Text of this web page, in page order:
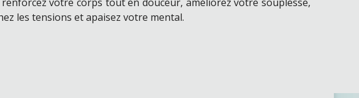
les tensions et apaisez votre mental.